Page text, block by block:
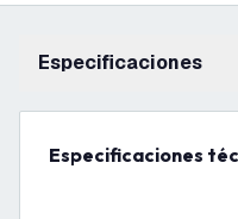
Especificaciones
Especificaciones